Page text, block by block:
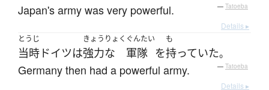
Japan's army was very powerful. — Tatoeba
Details ▸
とうじ
当時 ドイツは
きょうりょく
強力な
ぐんたい
軍隊 を
も
持っていた。
Germany then had a powerful army. — Tatoeba
Details ▸